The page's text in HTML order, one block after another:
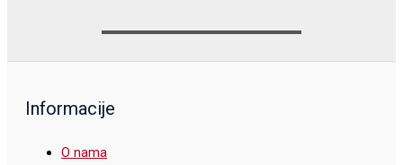
Informacije
O nama